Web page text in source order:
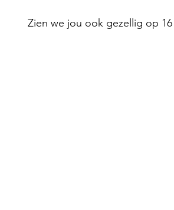
Zien we jou ook gezellig op